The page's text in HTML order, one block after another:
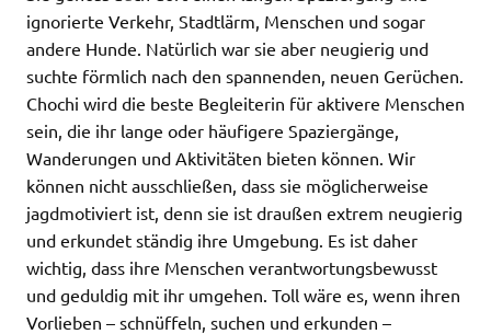
ignorierte Verkehr, Stadtlärm, Menschen und sogar
andere Hunde. Natürlich war sie aber neugierig und
suchte förmlich nach den spannenden, neuen Gerüchen.
Chochi wird die beste Begleiterin für aktivere Menschen
sein, die ihr lange oder häufigere Spaziergänge,
Wanderungen und Aktivitäten bieten können. Wir
können nicht ausschließen, dass sie möglicherweise
jagdmotiviert ist, denn sie ist draußen extrem neugierig
und erkundet ständig ihre Umgebung. Es ist daher
wichtig, dass ihre Menschen verantwortungsbewusst
und geduldig mit ihr umgehen. Toll wäre es, wenn ihren
Vorlieben – schnüffeln, suchen und erkunden –